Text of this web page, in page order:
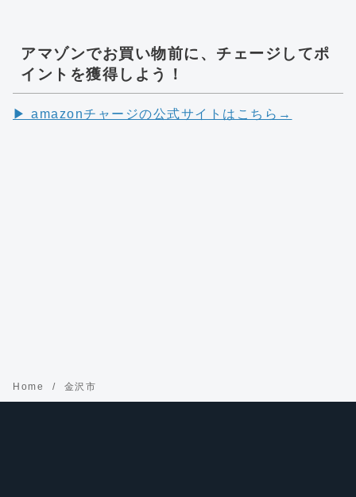
アマゾンでお買い物前に、チェージしてポ
イントを獲得しよう！
▶︎ amazonチャージの公式サイトはこちら→
Home 金沢市